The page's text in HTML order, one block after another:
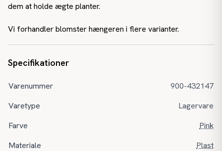
dem at holde ægte planter.
Vi forhandler blomster hængeren i flere varianter.
Specifikationer
Varenummer
900-432147
Varetype
Lagervare
Farve
Pink
Materiale
Plast